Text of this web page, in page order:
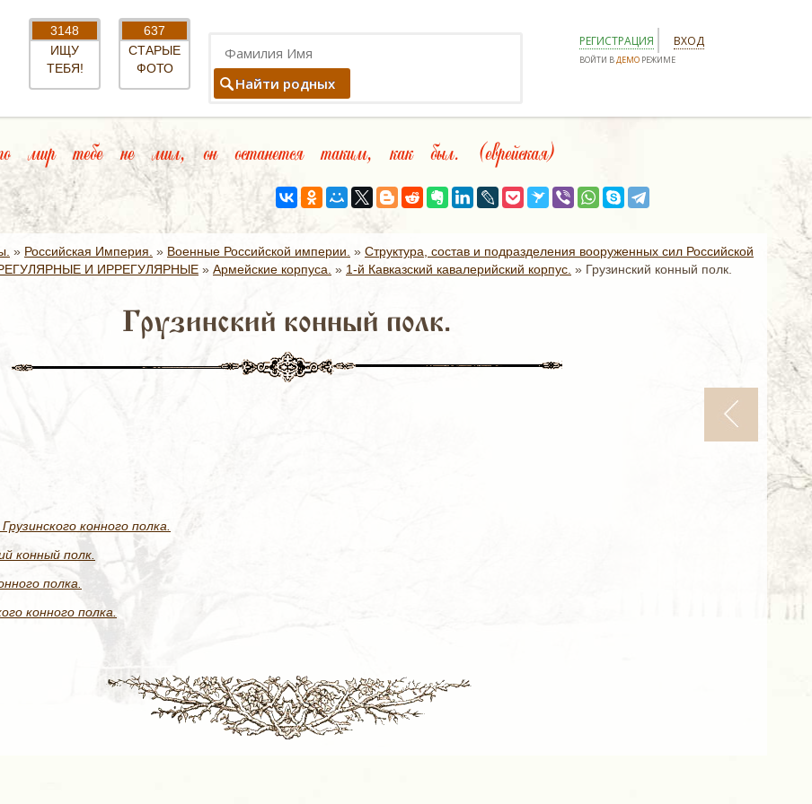
3148
ИЩУ
ТЕБЯ!
637
СТАРЫЕ
ФОТО
Найти родных
РЕГИСТРАЦИЯ ВХОД
ВОЙТИ ВДЕМО РЕЖИМЕ
мир тебе не мил, он останется таким, как был. (еврейская)
» Российская Империя. » Военные Российской империи. » Структура, состав и подразделения вооруженных сил Российской
И ИРРЕГУЛЯРНЫЕ » Армейские корпуса. » 1-й Кавказский кавалерийский корпус. » Грузинский конный полк.
Грузинский конный полк.
конного полка.
конный полк.
полка.
конного полка.